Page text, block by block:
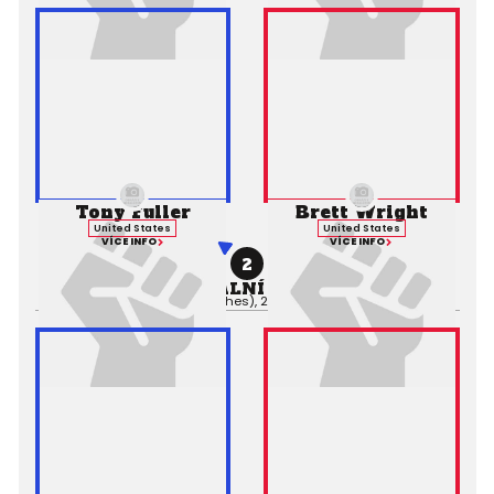
Tony Fuller
United States
VÍCE INFO
2
PROFESIONÁLNÍ ZÁPAS MMA
Výsledek:TKO (Punches), 2. kolo 2:00,Rozhodčí:
Brett Wright
United States
VÍCE INFO